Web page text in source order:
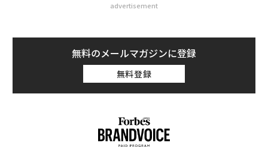
advertisement
無料のメールマガジンに登録
無料登録